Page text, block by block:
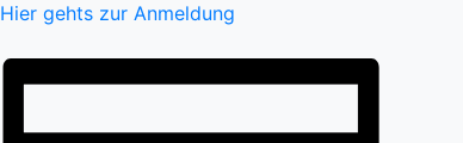
Hier gehts zur Anmeldung